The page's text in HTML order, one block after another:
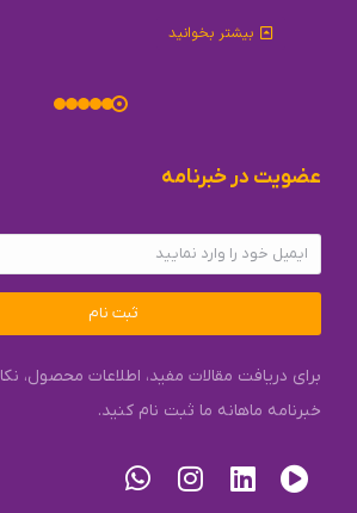
بیشتر بخوانید
عضویت در خبرنامه
ثبت نام
برای دریافت مقالات مفید، اطلاعات محصول،
خبرنامه ماهانه ما ثبت نام کنید.